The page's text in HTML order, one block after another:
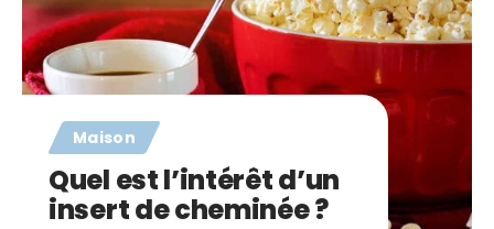
Maison
Quel est l’intérêt d’un
insert de cheminée ?